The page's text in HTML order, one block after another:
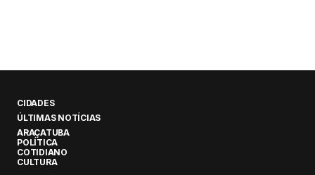
CIDADES
ÚLTIMAS NOTÍCIAS
ARAÇATUBA
POLÍTICA
COTIDIANO
CULTURA